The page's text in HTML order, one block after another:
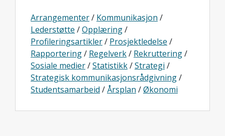
Arrangementer/ Kommunikasjon /
Lederstøtte /Opplæring/
Profileringsartikler/ Prosjektledelse /
Rapportering/ Regelverk/ Rekruttering/
Sosiale medier/Statistikk/Strategi /
Strategisk kommunikasjonsrådgivning/
Studentsamarbeid /Årsplan /Økonomi